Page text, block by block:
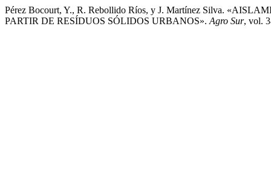
Pérez Bocourt, Y., R. Rebollido Ríos, y J. Martínez Silva.
PARTIR DE RESÍDUOS SÓLIDOS URBANOS». Agro Sur, vol.